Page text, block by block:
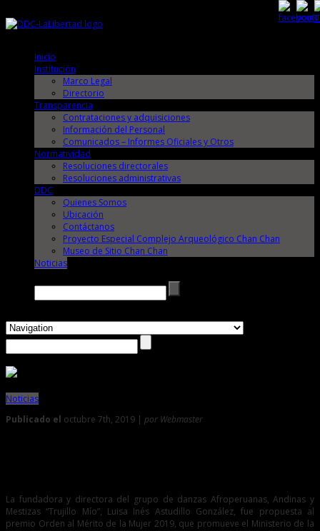
Inicio
Institución
Marco Legal
Directorio
Transparencia
Contrataciones y adquisiciones
Información del Personal
Comunicados – Informes Oficiales y Otros
Normatividad
Resoluciones directorales
Resoluciones administrativas
DDC
Quienes Somos
Ubicación
Contáctanos
Proyecto Especial Complejo Arqueológico Chan Chan
Museo de Sitio Chan Chan
Noticias
Noticias
Publicado el octubre 7th, 2019 | por Webmaster
La fundadora y directora del grupo de danzas Afroperuanas, Andinas y
Mestizas “Trujillo Mío”, Luisa Inés Astudillo González, fue propuesta al
premio Orden al Mérito de la Mujer 2019, que promueve el Ministerio de la